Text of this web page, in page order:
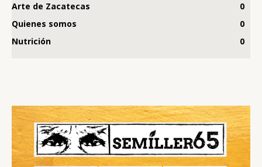
Arte de Zacatecas
0
Quienes somos
0
Nutrición
0